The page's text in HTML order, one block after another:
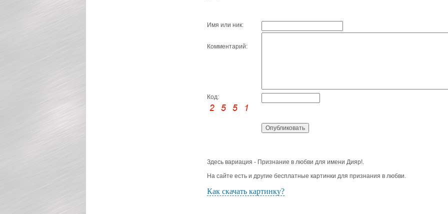
Имя или ник:
Комментарий:
Код:
Здесь вариация - Признание в любви для имени Дияр!.
На сайте есть и другие бесплатные картинки для признания в любви.
Как скачать картинку?